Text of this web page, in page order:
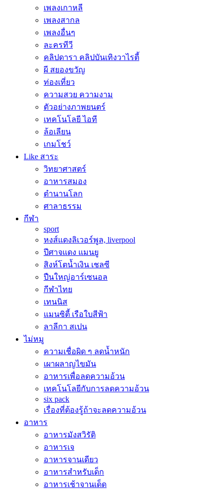
เพลงเกาหลี
เพลงสากล
เพลงอื่นๆ
ละครทีวี
คลิปดารา คลิปบันเทิงวาไรตี้
ผี สยองขวัญ
ท่องเที่ยว
ความสวย ความงาม
ตัวอย่างภาพยนตร์
เทคโนโลยี ไอที
ล้อเลียน
เกมโชว์
Like สาระ
วิทยาศาสตร์
อาหารสมอง
ตำนานโลก
ศาลาธรรม
กีฬา
sport
หงส์แดงลิเวอร์พูล, liverpool
ปีศาจแดง แมนยู
สิงห์โตน้ำเงิน เชลซี
ปืนใหญ่อาร์เซนอล
กีฬาไทย
เทนนิส
แมนซิตี้ เรือใบสีฟ้า
ลาลีกา สเปน
ไม่หมู
ความเชื่อผิด ๆ ลดน้ำหนัก
เผาผลาญไขมัน
อาหารเพื่อลดความอ้วน
เทคโนโลยีกับการลดความอ้วน
six pack
เรื่องที่ต้องรู้ถ้าจะลดความอ้วน
อาหาร
อาหารมังสวิรัติ
อาหารเจ
อาหารจานเดียว
อาหารสำหรับเด็ก
อาหารเช้าจานเด็ด